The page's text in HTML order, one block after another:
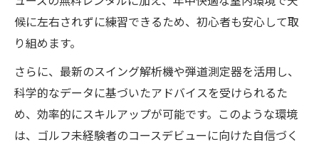
候に左右されずに練習できるため、初心者も安心して取
り組めます。
さらに、最新のスイング解析機や弾道測定器を活用し、
科学的なデータに基づいたアドバイスを受けられるた
め、効率的にスキルアップが可能です。このような環境
は、ゴルフ未経験者のコースデビューに向けた自信づく